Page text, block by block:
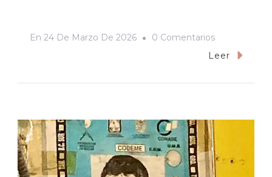
En 24 De Marzo De 2026 0 ComentariosEn
Base
En
Sonora,
Leer